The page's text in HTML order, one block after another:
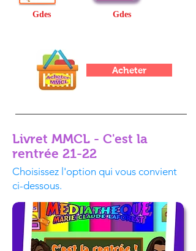
Gdes Gdes
Acheter
Livret MMCL - C'est la
rentrée 21-22
Choisissez l'option qui vous convient
ci-dessous.